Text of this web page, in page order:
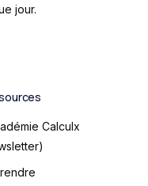
jour.
Calculx